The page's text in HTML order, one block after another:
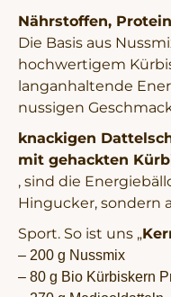
Nährstoffen,
Die Basis aus
hochwertigem
langanhaltende
nussigen
knackigen
mit gehackten
, sind die
Hingucker, sondern
Sport. So ist uns „
– 200 g Nussmix
– 80 g Bio Kürbiskern